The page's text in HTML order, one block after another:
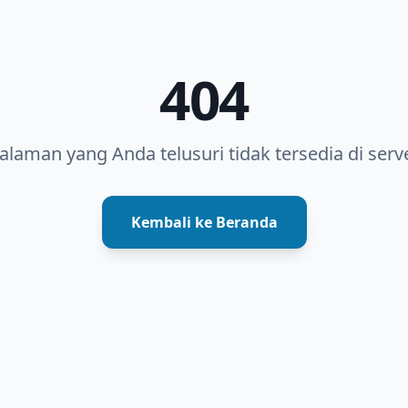
404
yang Anda telusuri tidak tersedia di
Kembali ke Beranda